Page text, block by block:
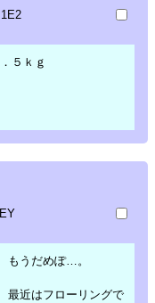
５ｋｇ
もうだめぽ…。
最近はフローリングで